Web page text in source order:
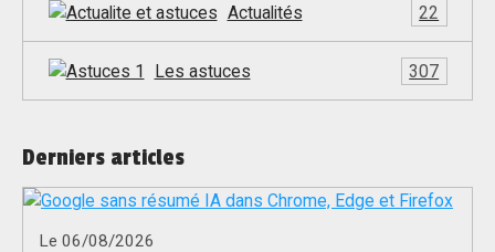
Actualités 22
Les astuces 307
Derniers articles
Le 06/08/2026